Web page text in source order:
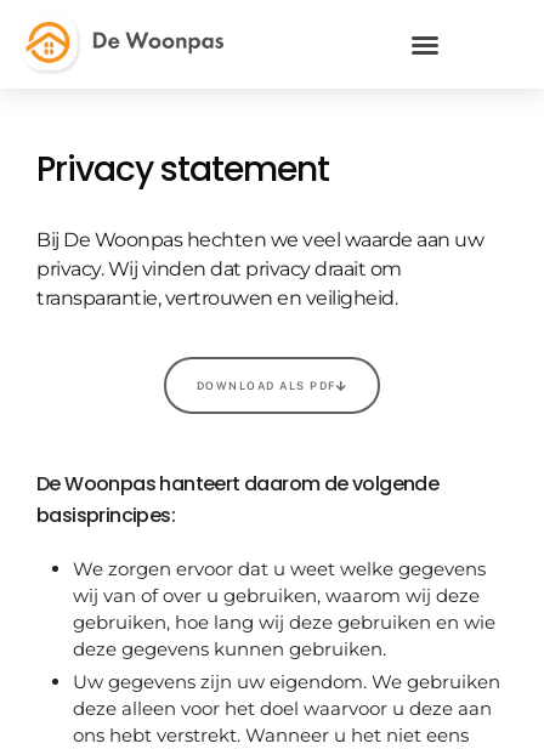
Privacy statement
Bij De Woonpas hechten we veel waarde aan uw
privacy. Wij vinden dat privacy draait om
transparantie, vertrouwen en veiligheid.
DOWNLOAD ALS PDF
De Woonpas hanteert daarom de volgende
basisprincipes:
We zorgen ervoor dat u weet welke gegevens
wij van of over u gebruiken, waarom wij deze
gebruiken, hoe lang wij deze gebruiken en wie
deze gegevens kunnen gebruiken.
Uw gegevens zijn uw eigendom. We gebruiken
deze alleen voor het doel waarvoor u deze aan
ons hebt verstrekt. Wanneer u het niet eens